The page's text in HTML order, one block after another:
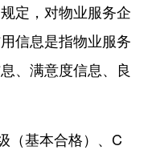
定，对物业服务企
信息是指物业服务
、满意度信息、良
（基本合格）、C